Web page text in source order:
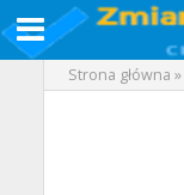
Strona główna »